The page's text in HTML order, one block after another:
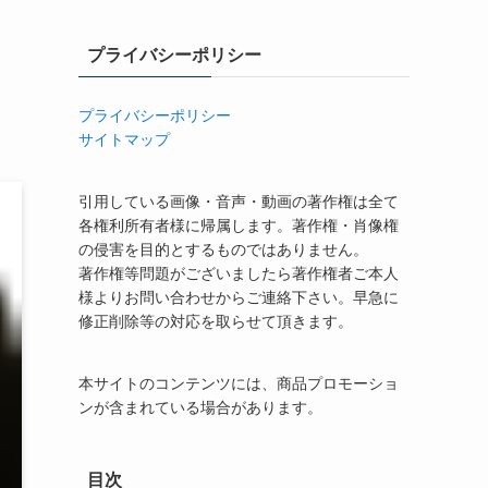
プライバシーポリシー
プライバシーポリシー
サイトマップ
引用している画像・音声・動画の著作権は全て
各権利所有者様に帰属します。著作権・肖像権
の侵害を目的とするものではありません。
著作権等問題がございましたら著作権者ご本人
様よりお問い合わせからご連絡下さい。早急に
修正削除等の対応を取らせて頂きます。
本サイトのコンテンツには、商品プロモーショ
ンが含まれている場合があります。
目次